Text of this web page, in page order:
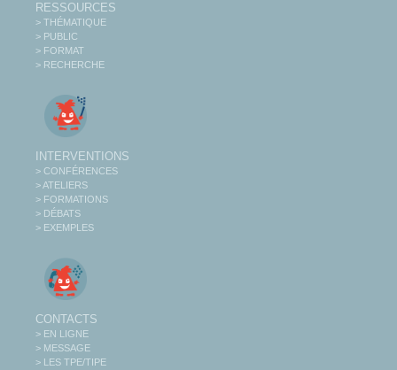
RESSOURCES
> THÉMATIQUE
> PUBLIC
> FORMAT
> RECHERCHE
INTERVENTIONS
> CONFÉRENCES
> ATELIERS
> FORMATIONS
> DÉBATS
> EXEMPLES
CONTACTS
> EN LIGNE
> MESSAGE
> LES TPE/TIPE